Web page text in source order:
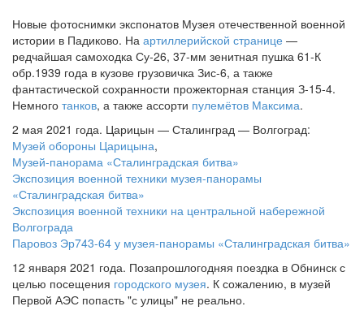
Новые фотоснимки экспонатов Музея отечественной военной
истории в Падиково. На артиллерийской странице —
редчайшая самоходка Су-26, 37-мм зенитная пушка 61-К
обр.1939 года в кузове грузовичка Зис-6, а также
фантастической сохранности прожекторная станция З-15-4.
Немного танков, а также ассорти пулемётов Максима.
2 мая 2021 года. Царицын — Сталинград — Волгоград:
Музей обороны Царицына,
Музей-панорама «Сталинградская битва»
Экспозиция военной техники музея-панорамы
«Сталинградская битва»
Экспозиция военной техники на центральной набережной
Волгограда
Паровоз Эр743-64 у музея-панорамы «Сталинградская битва»
12 января 2021 года. Позапрошлогодняя поездка в Обнинск с
целью посещения городского музея. К сожалению, в музей
Первой АЭС попасть "с улицы" не реально.